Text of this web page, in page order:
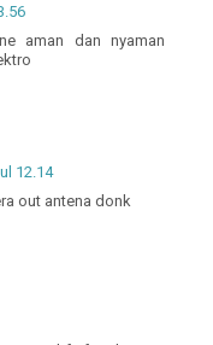
aman dan nyaman
12.14
out antena donk